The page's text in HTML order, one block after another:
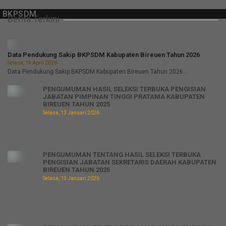
Berita Terkini
Data Pendukung Sakip BKPSDM Kabupaten Bireuen Tahun 2026
Selasa, 14 April 2026
Data Pendukung Sakip BKPSDM Kabupaten Bireuen Tahun 2026...
PENGUMUMAN HASIL SELEKSI TERBUKA PENGISIAN
JABATAN PIMPINAN TINGGI PRATAMA KABUPATEN
BIREUEN TAHUN 2025
Selasa, 13 Januari 2026
PENGUMUMAN TENTANG HASIL SELEKSI TERBUKA
PENGISIAN JABATAN SEKRETARIS DAERAH KABUPATEN
BIREUEN TAHUN 2025
Selasa, 13 Januari 2026